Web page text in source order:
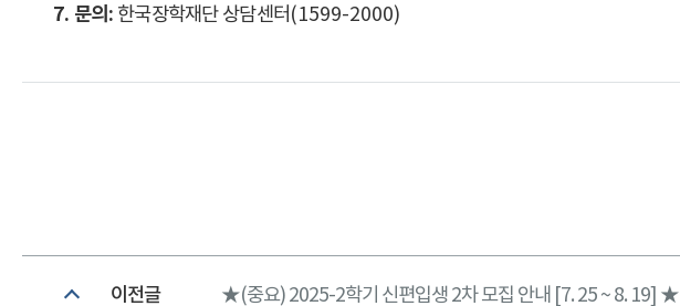
7. 문의 : 한국장학재단 상담센터(1599-2000)
이전글 ★(중요) 2025-2학기 신편입생 2차 모집 안내 [7. 25 ~ 8. 19] ★